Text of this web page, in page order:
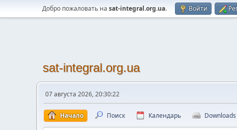
Добро пожаловать на sat-integral.org.ua. Войти
sat-integral.org.ua
07 августа 2026, 20:30:22
Начало Поиск Календарь Downloads